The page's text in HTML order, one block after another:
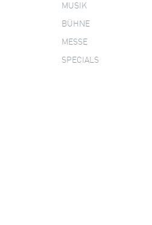
MUSIK
BÜHNE
MESSE
SPECIALS